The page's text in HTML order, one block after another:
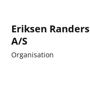
Eriksen Randers
A/S
Organisation